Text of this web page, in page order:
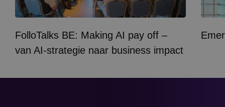
FolloTalks BE: Making AI pay off –
van AI-strategie naar business impact